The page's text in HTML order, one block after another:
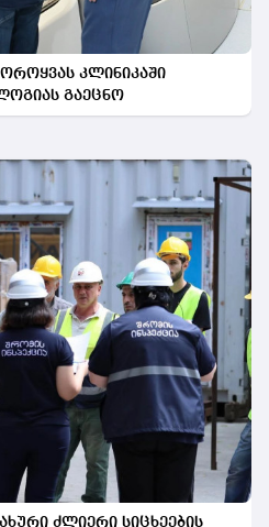
კლინიკაში
გაეცნო
ძლიერი სიცხეების